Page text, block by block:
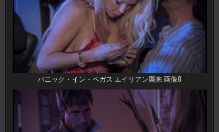
パニック・イン・ベガス エイリアン襲来 画像8